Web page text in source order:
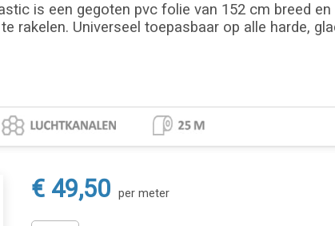
is een gegoten pvc folie van 152 cm breed
rakelen. Universeel toepasbaar op alle harde,
€ 49,50 per meter